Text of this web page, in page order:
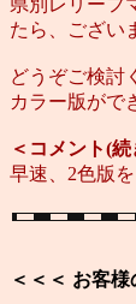
県別レリーフ
たら、ござい
どうぞご検討
カラー版がで
＜コメント(続
早速、2色版
＜＜＜ お客様